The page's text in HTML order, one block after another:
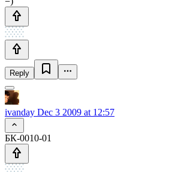
Reply
ivanday Dec 3 2009 at 12:57
БК-0010-01